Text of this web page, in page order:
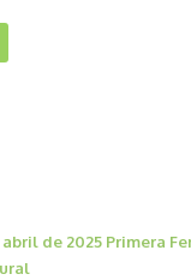
abril de 2025 Primera